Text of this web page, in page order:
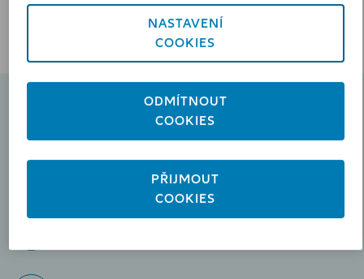
Naplánovat schůzku
Poslat zprávu
martin.polak@iallianz.cz
NASTAVENÍ
COOKIES
ODMÍTNOUT
COOKIES
PŘIJMOUT
COOKIES